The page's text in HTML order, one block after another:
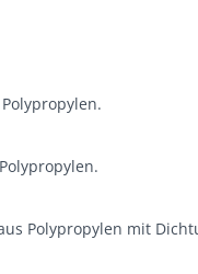
Polypropylen mit